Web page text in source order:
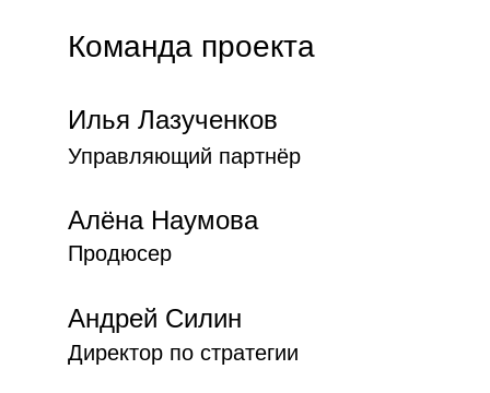
Команда проекта
Илья Лазученков
Управляющий партнёр
Алёна Наумова
Продюсер
Андрей Силин
Директор по стратегии